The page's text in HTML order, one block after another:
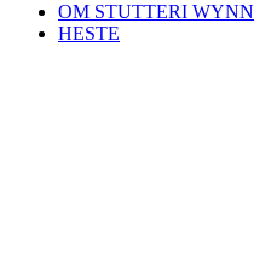
OM STUTTERI WYNN
HESTE